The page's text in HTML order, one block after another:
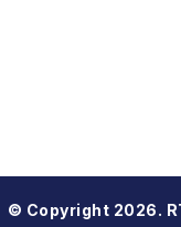
© Copyright 2026.